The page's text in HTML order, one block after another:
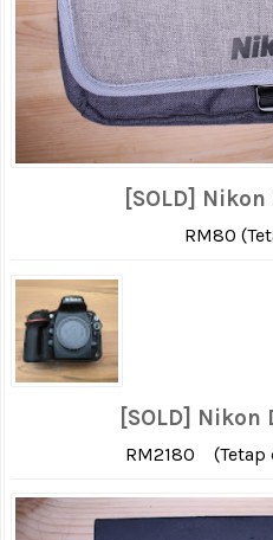
[SOLD]
RM80
[SOLD] Nikon
RM2180 (Tetap